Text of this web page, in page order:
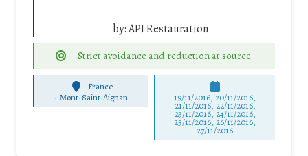
by:API Restauration
Strict avoidance and reduction at source
France
-Mont-Saint-Aignan 19/11/2016, 20/11/2016,
21/11/2016, 22/11/2016,
23/11/2016, 24/11/2016,
25/11/2016, 26/11/2016,
27/11/2016